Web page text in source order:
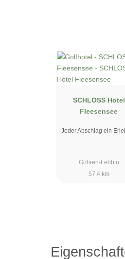
SCHLOSS Hotel
Fleesensee
Jeder Abschlag ein
Göhren-Lebbin
57.4 km